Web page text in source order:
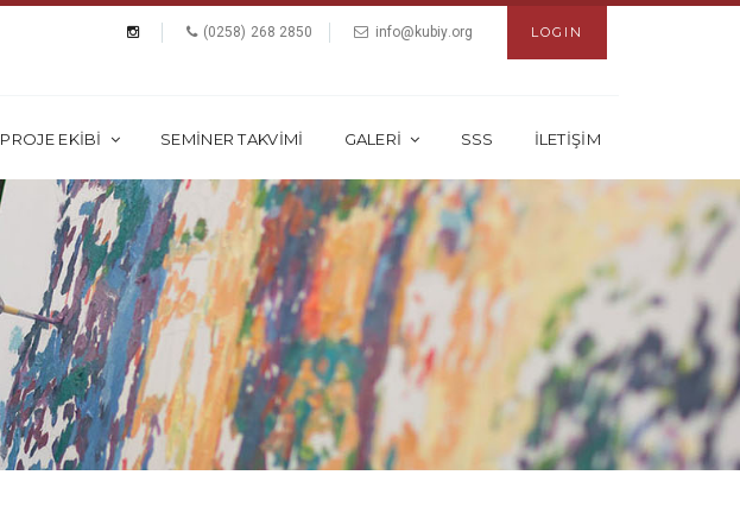
(0258) 268 2850 info@kubiy.org LOGIN
PROJE EKİBİ SEMİNER TAKVİMİ GALERİ SSS İLETİŞİM